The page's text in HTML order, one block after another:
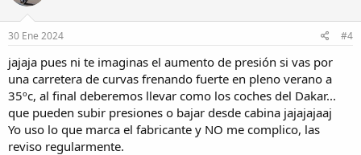
o
n
s
30 Ene 2024 #4
jajaja pues ni te imaginas el aumento de presión si vas por
una carretera de curvas frenando fuerte en pleno verano a
35ºc, al final deberemos llevar como los coches del Dakar...
que pueden subir presiones o bajar desde cabina jajajajaaj
Yo uso lo que marca el fabricante y NO me complico, las
reviso regularmente.